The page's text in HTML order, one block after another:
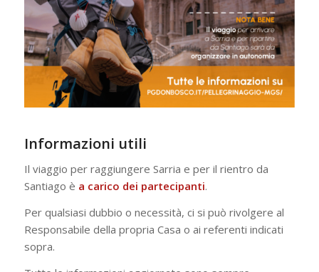
Informazioni utili
Il viaggio per raggiungere Sarria e per il rientro da
Santiago è a carico dei partecipanti.
Per qualsiasi dubbio o necessità, ci si può rivolgere al
Responsabile della propria Casa o ai referenti indicati
sopra.